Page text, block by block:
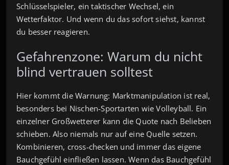
Schlüsselspieler, ein taktischer Wechsel, ein
Wetterfaktor. Und wenn du das sofort siehst, kannst
du besser reagieren.
Gefahrenzone: Warum du nicht
blind vertrauen solltest
Hier kommt die Warnung: Marktmanipulation ist real,
besonders bei Nischen‑Sportarten wie Volleyball. Ein
einzelner Großwetterer kann die Quote nach Belieben
schieben. Also niemals nur auf eine Quelle setzen.
Kombinieren, cross‑checken und immer das eigene
Bauchgefühl einfließen lassen. Wenn das Bauchgefühl